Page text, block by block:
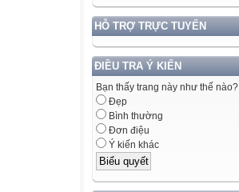
HỖ TRỢ TRỰC TUYẾN
ĐIỀU TRA Ý KIẾN
Bạn thấy trang này như thế nào?
Đẹp
Bình thường
Đơn điệu
Ý kiến khác